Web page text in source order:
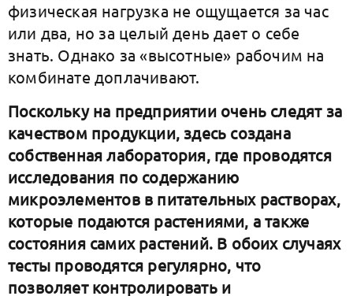
физическая нагрузка не ощущается за час
или два, но за целый день дает о себе
знать. Однако за «высотные» рабочим на
комбинате доплачивают.
Поскольку на предприятии очень следят за
качеством продукции, здесь создана
собственная лаборатория, где проводятся
исследования по содержанию
микроэлементов в питательных растворах,
которые подаются растениями, а также
состояния самих растений. В обоих случаях
тесты проводятся регулярно, что
позволяет контролировать и